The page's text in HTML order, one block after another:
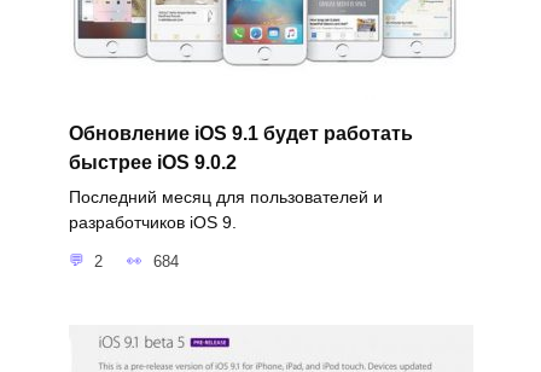
Обновление iOS 9.1 будет работать
быстрее iOS 9.0.2
Последний месяц для пользователей и
разработчиков iOS 9.
2 684